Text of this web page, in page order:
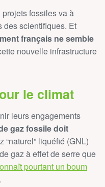
fossiles va à
des scientifiques. Et
français ne semble
nouvelle infrastructure
le climat
leurs engagements
gaz fossile doit
“naturel” liquéfié (GNL)
gaz à effet de serre que
pourtant un boum
.